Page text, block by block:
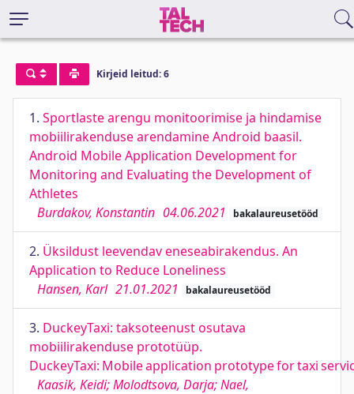
Kirjeid leitud: 6
1. Sportlaste arengu monitoorimise ja hindamise
mobiilirakenduse arendamine Android baasil.
Android Mobile Application Development for
Monitoring and Evaluating the Development of
Athletes
Burdakov, Konstantin 04.06.2021 bakalaureusetööd
2. Üksildust leevendav eneseabirakendus. An
Application to Reduce Loneliness
Hansen, Karl 21.01.2021 bakalaureusetööd
3. DuckeyTaxi: taksoteenust osutava
mobiilirakenduse prototüüp.
DuckeyTaxi: Mobile application prototype for taxi
Kaasik, Keidi; Molodtsova, Darja; Nael,